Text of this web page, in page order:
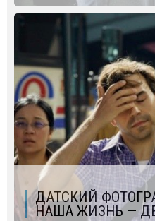
ДАТСКИЙ
НАША ЖИЗНЬ —